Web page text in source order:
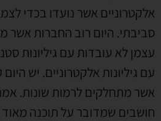
אלקטרוניים אשר נועדו בכדי
סביבתי. היום רוב החברות אשר
עצמן לא עובדות עם גיליונות
עם גיליונות אלקטרוניים. יש
אשר מתחלקים לרמות שונות.
חושבים שמדובר על תוכנה